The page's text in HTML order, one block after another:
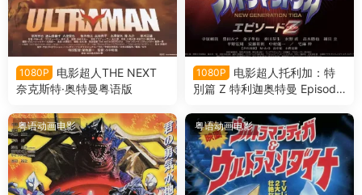
1080P
电影超人THE NEXT
奈克斯特·奥特曼粤语版
1080P
电影超人托利加：特
別篇 Z 特利迦奥特曼 Episode
粤语动画电影 粤语动画电影